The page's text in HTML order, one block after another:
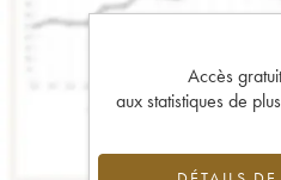
Accès
aux statistiques de